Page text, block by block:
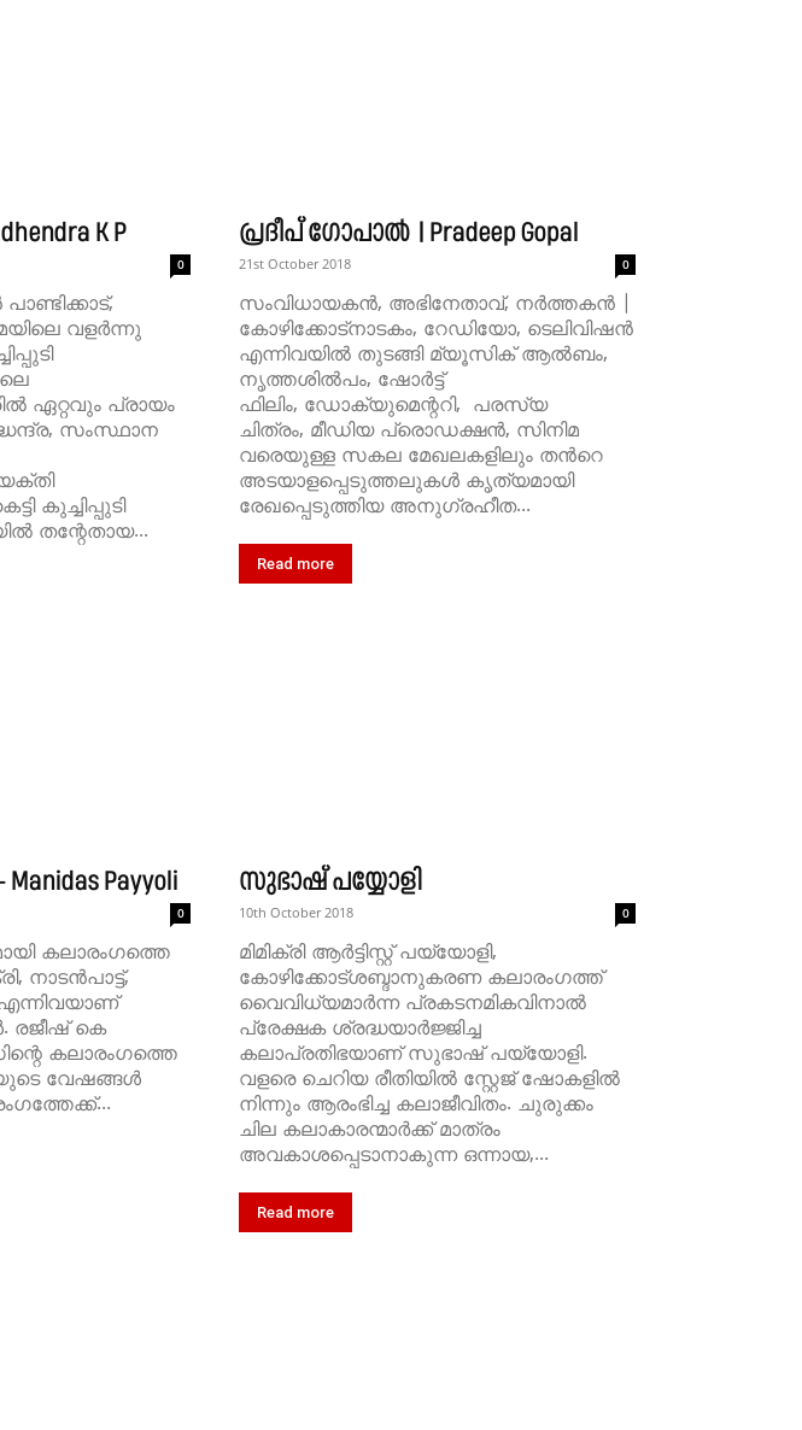
K P
0
വളര്‍ന്നു
ഏറ്റവും പ്രായം
സംസ്ഥാന
കുച്ചിപ്പുടി
തന്റേതായ...
പ്രദീപ് ഗോപാൽ ‌ | Pradeep Gopal
21st October 2018 0
സംവിധായകന്‍, അഭിനേതാവ്, നര്‍ത്തകന്‍ |
കോഴിക്കോട്നാടകം, റേഡിയോ, ടെലിവിഷന്‍
എന്നിവയില്‍ തുടങ്ങി മ്യൂസിക് ആല്‍ബം,
നൃത്തശില്‍പം, ഷോര്‍ട്ട്
ഫിലിം, ഡോക്യുമെന്ററി, പരസ്യ
ചിത്രം, മീഡിയ പ്രൊഡക്ഷന്‍, സിനിമ
വരെയുള്ള സകല മേഖലകളിലും തന്‍റെ
അടയാളപ്പെടുത്തലുകള്‍ കൃത്യമായി
രേഖപ്പെടുത്തിയ അനുഗ്രഹീത...
Read more
Payyoli
0
കലാരംഗത്തെ
നാടൻപാട്ട്,
രജീഷ് കെ
കലാരംഗത്തെ
വേഷങ്ങൾ
സുഭാഷ് പയ്യോളി
10th October 2018 0
മിമിക്രി ആർട്ടിസ്റ്റ് പയ്യോളി,
കോഴിക്കോട്ശബ്ദാനുകരണ കലാരംഗത്ത്
വൈവിധ്യമാർന്ന പ്രകടനമികവിനാൽ
പ്രേക്ഷക ശ്രദ്ധയാർജ്ജിച്ച
കലാപ്രതിഭയാണ് സുഭാഷ് പയ്യോളി.
വളരെ ചെറിയ രീതിയില്‍ സ്റ്റേജ് ഷോകളിൽ
നിന്നും ആരംഭിച്ച കലാജീവിതം. ചുരുക്കം
ചില കലാകാരന്മാർക്ക് മാത്രം
അവകാശപ്പെടാനാകുന്ന ഒന്നായ,...
Read more